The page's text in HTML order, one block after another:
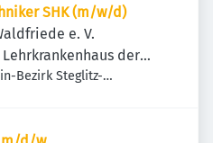
SHK (m/w/d)
e. V.
der
Bezirk Steglitz-